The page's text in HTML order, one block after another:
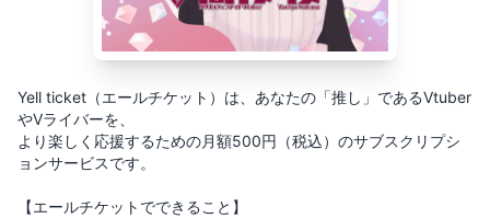
Yell ticket（エールチケット）は、あなたの「推し」であるVtuber
やVライバーを、
より楽しく応援するための月額500円（税込）のサブスクリプシ
ョンサービスです。
【エールチケットでできること】